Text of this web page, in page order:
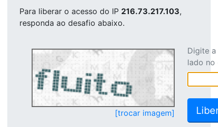
Para liberar o acesso do IP 216.73.217.103,
responda ao desafio abaixo.
[trocar imagem]
Digite
lado no